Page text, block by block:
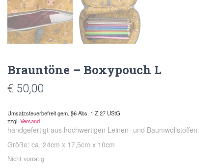
Brauntöne – Boxypouch L
€ 50,00
Umsatzsteuerbefreit gem. §6 Abs. 1 Z 27 UStG
zzgl. Versand
handgefertigt aus hochwertigen Leinen- und Baumwollstoffen
Größe: ca. 24cm x 17,5cm x 10cm
Nicht vorrätig